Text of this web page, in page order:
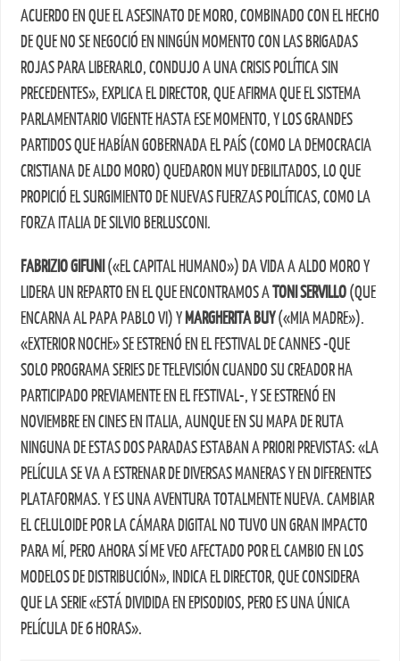
ACUERDO EN QUE EL ASESINATO DE MORO, COMBINADO CON EL HECHO
DE QUE NO SE NEGOCIÓ EN NINGÚN MOMENTO CON LAS BRIGADAS
ROJAS PARA LIBERARLO, CONDUJO A UNA CRISIS POLÍTICA SIN
PRECEDENTES», EXPLICA EL DIRECTOR, QUE AFIRMA QUE EL SISTEMA
PARLAMENTARIO VIGENTE HASTA ESE MOMENTO, Y LOS GRANDES
PARTIDOS QUE HABÍAN GOBERNADA EL PAÍS (COMO LA DEMOCRACIA
CRISTIANA DE ALDO MORO) QUEDARON MUY DEBILITADOS, LO QUE
PROPICIÓ EL SURGIMIENTO DE NUEVAS FUERZAS POLÍTICAS, COMO LA
FORZA ITALIA DE SILVIO BERLUSCONI.
FABRIZIO GIFUNI («EL CAPITAL HUMANO») DA VIDA A ALDO MORO Y
LIDERA UN REPARTO EN EL QUE ENCONTRAMOS ATONI SERVILLO(QUE
ENCARNA AL PAPA PABLO VI) Y MARGHERITA BUY(«MIA MADRE»).
«EXTERIOR NOCHE» SE ESTRENÓ EN EL FESTIVAL DE CANNES -QUE
SOLO PROGRAMA SERIES DE TELEVISIÓN CUANDO SU CREADOR HA
PARTICIPADO PREVIAMENTE EN EL FESTIVAL-, Y SE ESTRENÓ EN
NOVIEMBRE EN CINES EN ITALIA, AUNQUE EN SU MAPA DE RUTA
NINGUNA DE ESTAS DOS PARADAS ESTABAN A PRIORI PREVISTAS: «LA
PELÍCULA SE VA A ESTRENAR DE DIVERSAS MANERAS Y EN DIFERENTES
PLATAFORMAS. Y ES UNA AVENTURA TOTALMENTE NUEVA. CAMBIAR
EL CELULOIDE POR LA CÁMARA DIGITAL NO TUVO UN GRAN IMPACTO
PARA MÍ, PERO AHORA SÍ ME VEO AFECTADO POR EL CAMBIO EN LOS
MODELOS DE DISTRIBUCIÓN», INDICA EL DIRECTOR, QUE CONSIDERA
QUE LA SERIE «ESTÁ DIVIDIDA EN EPISODIOS, PERO ES UNA ÚNICA
PELÍCULA DE 6 HORAS».